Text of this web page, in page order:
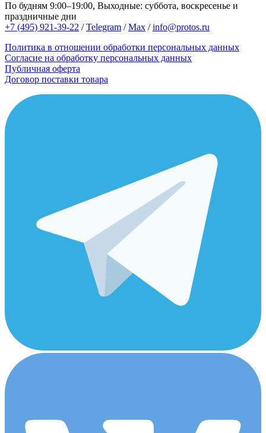
По будням 9:00–19:00, Выходные: суббота, воскресенье и
праздничные дни
+7 (495) 921-39-22 /Telegram /Max /info@protos.ru
Политика в отношении обработки персональных данных
Согласие на обработку персональных данных
Публичная оферта
Договор поставки товара